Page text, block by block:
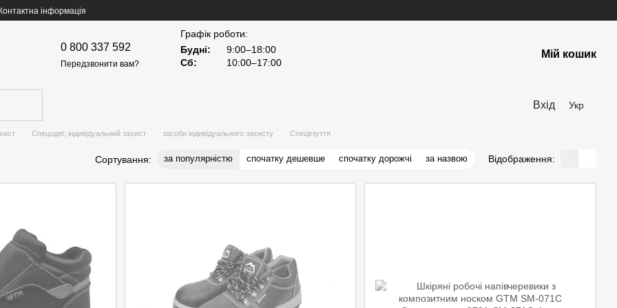
Контактна інформація
0 800 337 592
Передзвонити вам?
Графік роботи:
Будні:
9:00–18:00
Сб:
10:00–17:00
Мій кошик
Вхід Укр
Спецодяг, індивідуальний захист засоби індивідуального захисту Спецвзуття
Сортування: за популярністю спочатку дешевше спочатку дорожчі за назвою Відображення: